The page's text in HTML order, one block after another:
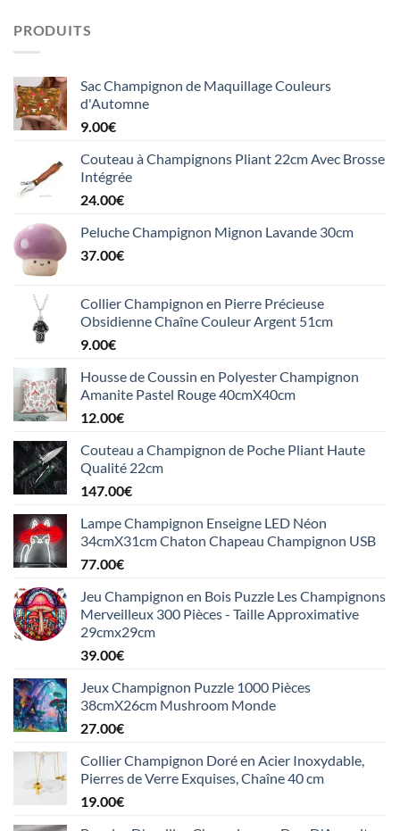
PRODUITS
Sac Champignon de Maquillage Couleurs
d'Automne
9.00€
Couteau à Champignons Pliant 22cm Avec Brosse
Intégrée
24.00€
Peluche Champignon Mignon Lavande 30cm
37.00€
Collier Champignon en Pierre Précieuse
Obsidienne Chaîne Couleur Argent 51cm
9.00€
Housse de Coussin en Polyester Champignon
Amanite Pastel Rouge 40cmX40cm
12.00€
Couteau a Champignon de Poche Pliant Haute
Qualité 22cm
147.00€
Lampe Champignon Enseigne LED Néon
34cmX31cm Chaton Chapeau Champignon USB
77.00€
Jeu Champignon en Bois Puzzle Les Champignons
Merveilleux 300 Pièces - Taille Approximative
29cmx29cm
39.00€
Jeux Champignon Puzzle 1000 Pièces
38cmX26cm Mushroom Monde
27.00€
Collier Champignon Doré en Acier Inoxydable,
Pierres de Verre Exquises, Chaîne 40 cm
19.00€